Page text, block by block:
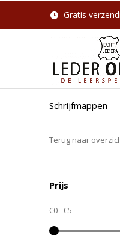
Schrijfmappen
Gratis
Terug naar
Prijs
€0-€5